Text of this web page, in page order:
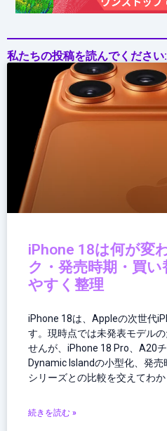
理
私たちの投稿を読んでください:
iPhone 18は何が変
ク・発売時期・買
やすく整理
iPhone 18は、Appleの次世代
す。現時点では未発表モデル
せんが、iPhone 18 Pro、A20
Dynamic Islandの小型化、発
シリーズとの比較を交えてわか
続きを読む »